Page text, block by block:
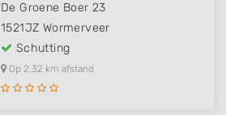
De Groene Boer 23
1521JZ Wormerveer
Schutting
Op 2,32 km afstand